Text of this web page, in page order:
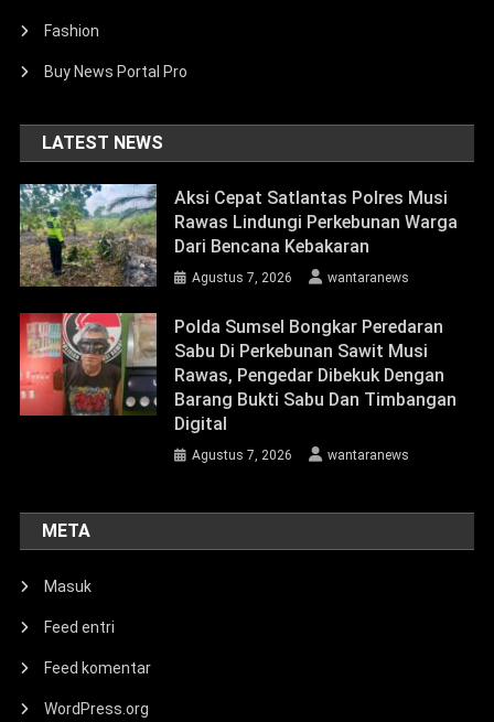
Fashion
Buy News Portal Pro
LATEST NEWS
Aksi Cepat Satlantas Polres Musi
Rawas Lindungi Perkebunan Warga
Dari Bencana Kebakaran
Agustus 7, 2026 wantaranews
Polda Sumsel Bongkar Peredaran
Sabu Di Perkebunan Sawit Musi
Rawas, Pengedar Dibekuk Dengan
Barang Bukti Sabu Dan Timbangan
Digital
Agustus 7, 2026 wantaranews
META
Masuk
Feed entri
Feed komentar
WordPress.org